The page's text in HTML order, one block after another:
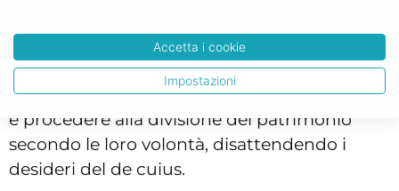
Altre volte invece può accadere che gli eredi
una volta ritrovato il testamento non
vogliano assecondare le volontà del testatore
e procedere alla divisione del patrimonio
secondo le loro volontà, disattendendo i
desideri del de cuius.
Accetta i cookie
Impostazioni